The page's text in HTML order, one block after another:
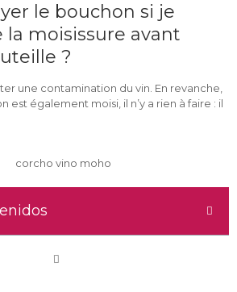
le bouchon si je
moisissure avant
?
une contamination du vin. En revanche,
est également moisi, il n’y a rien à faire : il